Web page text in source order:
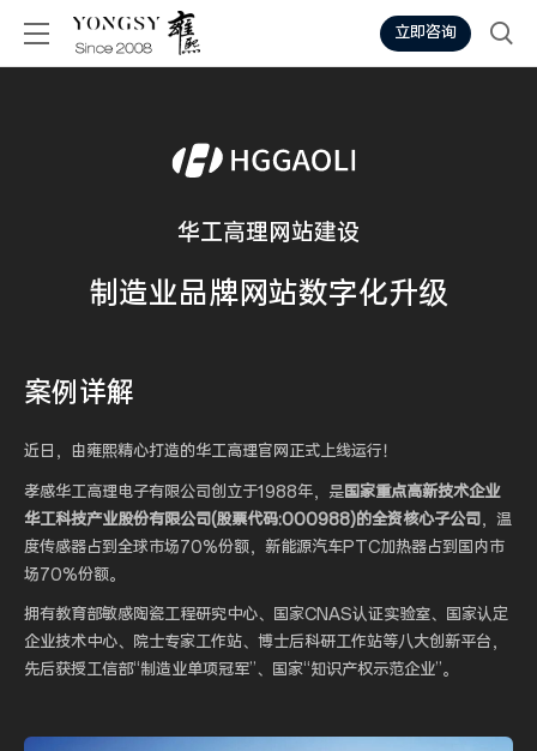
立即咨询
华工高理网站建设
制造业品牌网站数字化升级
案例详解
近日，由雍熙精心打造的华工高理官网正式上线运行！
孝感华工高理电子有限公司创立于1988年，是国家重点高新技术企业
华工科技产业股份有限公司(股票代码:000988)的全资核心子公司，温
度传感器占到全球市场70%份额，新能源汽车PTC加热器占到国内市
场70%份额。
拥有教育部敏感陶瓷工程研究中心、国家CNAS认证实验室、国家认定
企业技术中心、院士专家工作站、博士后科研工作站等八大创新平台，
先后获授工信部“制造业单项冠军”、国家“知识产权示范企业”。